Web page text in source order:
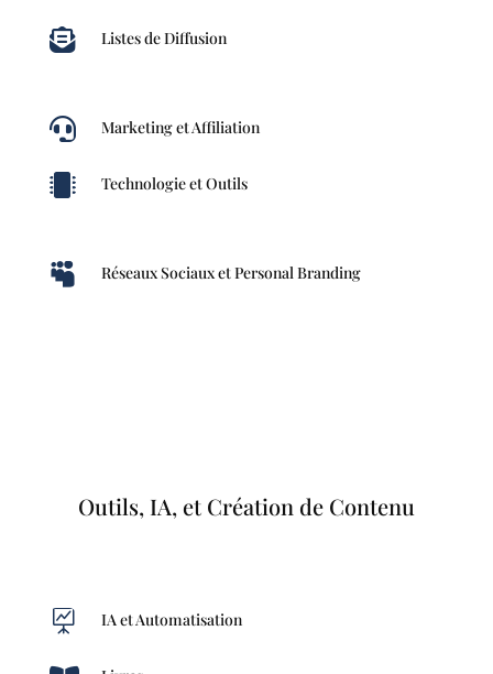
 Listes de Diffusion
 Marketing et Affiliation
 Technologie et Outils
 Réseaux Sociaux et Personal Branding
Outils, IA, et Création de Contenu
 IA et Automatisation